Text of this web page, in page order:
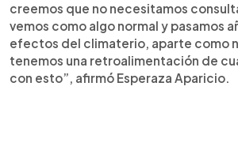
creemos que no necesitamos
vemos como algo normal y pasamos
efectos del climaterio, aparte como
tenemos una retroalimentación de
con esto”, afirmó Esperaza Aparicio.